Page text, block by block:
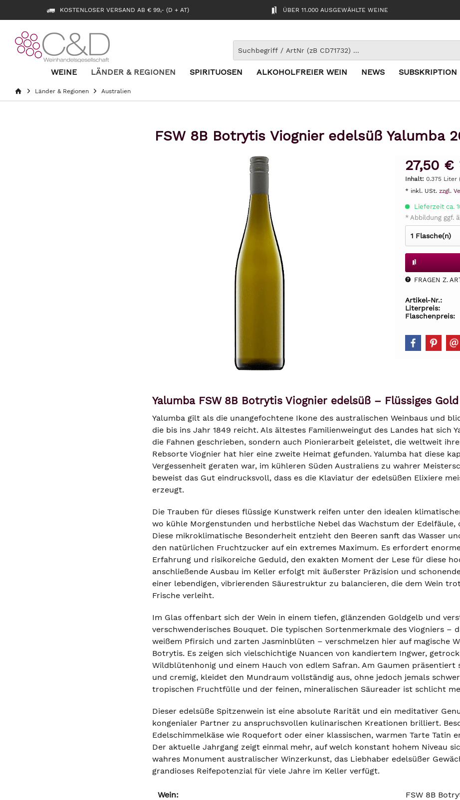
KOSTENLOSER VERSAND AB € 99,- (D + AT) ÜBER 11.000 AUSGEWÄHLTE WEINE
WEINE LÄNDER & REGIONEN SPIRITUOSEN ALKOHOLFREIER WEIN NEWS SUBSKRIPTION
Länder & Regionen Australien
FSW 8B Botrytis Viognier edelsüß Yalumba
27,50 €
Inhalt: 0.375 Liter
* inkl. USt. zzgl.
Lieferzeit ca.
* Abbildung ggf.
FRAGEN Z.
Artikel-Nr.:
Literpreis:
Flaschenpreis:
Yalumba FSW 8B Botrytis Viognier edelsüß – Flüssiges
Yalumba gilt als die unangefochtene Ikone des australischen Weinbaus und
die bis ins Jahr 1849 reicht. Als ältestes Familienweingut des Landes hat sich
die Fahnen geschrieben, sondern auch Pionierarbeit geleistet, die weltweit
Rebsorte Viognier hat hier eine zweite Heimat gefunden. Yalumba hat diese
Vergessenheit geraten war, im kühleren Süden Australiens zu wahrer
beweist das Gut eindrucksvoll, dass es die Klaviatur der edelsüßen Elixiere
erzeugt.
Die Trauben für dieses flüssige Kunstwerk reifen unter den idealen
wo kühle Morgenstunden und herbstliche Nebel das Wachstum der
Diese mikroklimatische Besonderheit entzieht den Beeren sanft das Wasser
den natürlichen Fruchtzucker auf ein extremes Maximum. Es erfordert
Erfahrung und risikoreiche Geduld, den exakten Moment der Lese für diese
anschließende Ausbau im Keller erfolgt mit äußerster Präzision und
einer lebendigen, vibrierenden Säurestruktur zu balancieren, die dem Wein
Frische verleiht.
Im Glas offenbart sich der Wein in einem tiefen, glänzenden Goldgelb und
verschwenderisches Bouquet. Die typischen Sortenmerkmale des Viogniers –
weißem Pfirsich und zarten Jasminblüten – verschmelzen hier auf magische
Botrytis. Es zeigen sich vielschichtige Nuancen von kandiertem Ingwer,
Wildblütenhonig und einem Hauch von edlem Safran. Am Gaumen
und cremig, kleidet den Mundraum vollständig aus, ohne jedoch jemals
tropischen Fruchtfülle und der feinen, mineralischen Säureader ist schlicht
Dieser edelsüße Spitzenwein ist eine absolute Rarität und ein meditativer
kongenialer Partner zu anspruchsvollen kulinarischen Kreationen brilliert.
Edelschimmelkäse wie Roquefort oder einer klassischen, warmen Tarte Tatin
Der aktuelle Jahrgang zeigt einmal mehr, auf welch konstant hohem Niveau
wahres Monument australischer Winzerkunst, das Liebhaber edelsüßer
grandioses Reifepotenzial für viele Jahre im Keller verfügt.
Wein:
FSW 8B